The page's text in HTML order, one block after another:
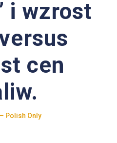
i wzrost
cen
Polish Only